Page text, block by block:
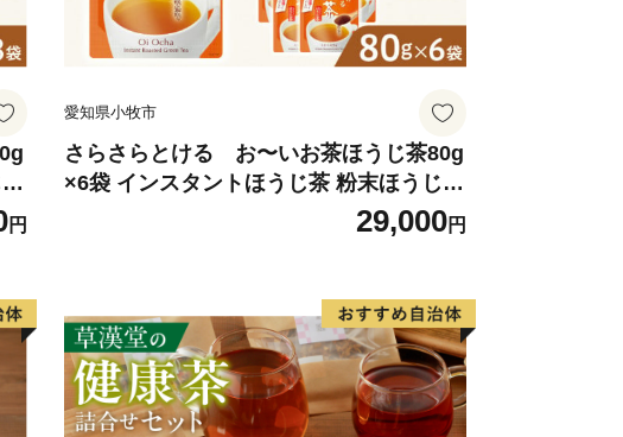
号が通じています。
キロメートル
、商業地、住宅地などが混在しています。
）、農用地（1..50%）、宅地
（6.55%）となっています。
メートル 最低 220メートル
円
愛知県小牧市
さらさらとける お〜いお茶ほうじ茶80g
×6袋 インスタントほうじ茶 粉末ほうじ茶
29,000円